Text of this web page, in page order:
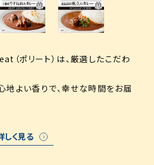
（ポリート）は、厳選したこだわ
地よい香りで、幸せな時間をお届
しく見る